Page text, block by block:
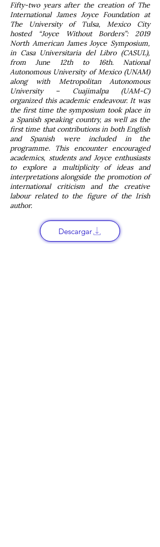
Fifty-two years after the creation of The
International James Joyce Foundation at
The University of Tulsa, Mexico City
hosted “Joyce Without Borders”: 2019
North American James Joyce Symposium,
in Casa Universitaria del Libro (CASUL),
from June 12th to 16th. National
Autonomous University of Mexico (UNAM)
along with Metropolitan Autonomous
University – Cuajimalpa (UAM-C)
organized this academic endeavour. It was
the first time the symposium took place in
a Spanish speaking country, as well as the
first time that contributions in both English
and Spanish were included in the
programme. This encounter encouraged
academics, students and Joyce enthusiasts
to explore a multiplicity of ideas and
interpretations alongside the promotion of
international criticism and the creative
labour related to the figure of the Irish
author.
Descargar